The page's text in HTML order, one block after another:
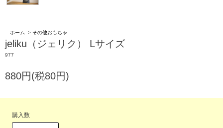
ホーム > その他おもちゃ
jeliku（ジェリク） Lサイズ
977
880円(税80円)
購入数